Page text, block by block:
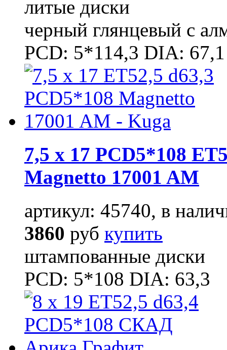
литые диски
черный глянцевый с
PCD: 5*114,3 DIA: 67,1
7,5 x 17 PCD5*108
Magnetto 17001 AM
артикул: 45740, в
3860 руб купить
штампованные диски
PCD: 5*108 DIA: 63,3